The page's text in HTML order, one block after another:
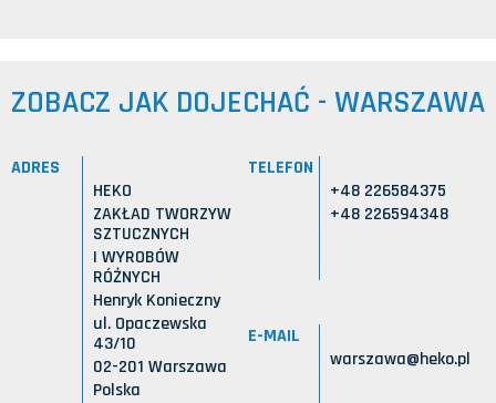
ZOBACZ JAK DOJECHAĆ - WARSZAWA
ADRES
HEKO
ZAKŁAD TWORZYW
SZTUCZNYCH
I WYROBÓW
RÓŻNYCH
Henryk Konieczny
ul. Opaczewska
43/10
02-201 Warszawa
Polska
TELEFON
+48 226584375
+48 226594348
E-MAIL
warszawa@heko.pl